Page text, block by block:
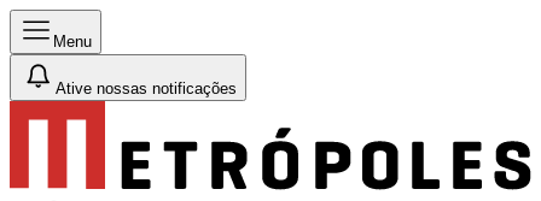
Menu
Ative nossas notificações